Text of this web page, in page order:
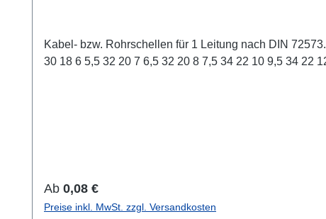
Kabel- bzw. Rohrschellen für 1 Leitung nach DIN 72573. Durchmesser der Leitungd1 [mm] a [mm] b [mm] d2 [mm] h1 [mm] l1 [mm] l2 [mm] s [mm] 4 10 4,8 3,5 29 17 1 5 4,5
Regulärer Preis:
Ab 0,08 €
Preise inkl. MwSt. zzgl. Versandkosten